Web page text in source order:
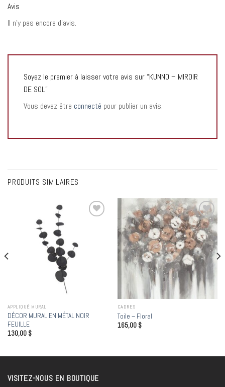
Avis
Il n’y pas encore d’avis.
Soyez le premier à laisser votre avis sur “KUNNO – MIROIR
DE SOL”
Vous devez être connecté pour publier un avis.
PRODUITS SIMILAIRES
APPLIQUÉ MURAL
DÉCOR MURAL EN MÉTAL NOIR
FEUILLE
130,00 $
Add to
wishlist
CADRES
Toile – Floral
165,00 $
VISITEZ-NOUS EN BOUTIQUE